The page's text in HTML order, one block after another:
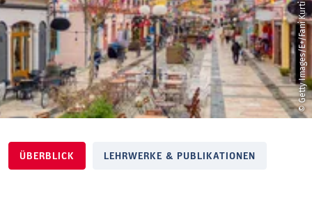
© Getty Images/E+/Fani Kurti
ÜBERBLICK LEHRWERKE & PUBLIKATIONEN